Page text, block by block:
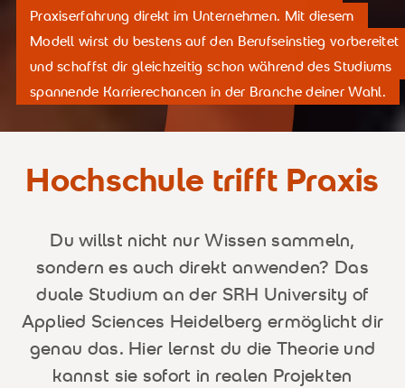
Praxiserfahrung direkt im Unternehmen. Mit diesem
Modell wirst du bestens auf den Berufseinstieg vorbereitet
und schaffst dir gleichzeitig schon während des Studiums
spannende Karrierechancen in der Branche deiner Wahl.
Hochschule trifft Praxis
Du willst nicht nur Wissen sammeln,
sondern es auch direkt anwenden? Das
duale Studium an der SRH University of
Applied Sciences Heidelberg ermöglicht dir
genau das. Hier lernst du die Theorie und
kannst sie sofort in realen Projekten